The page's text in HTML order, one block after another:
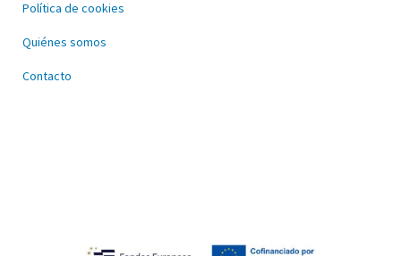
Política de cookies
Quiénes somos
Contacto